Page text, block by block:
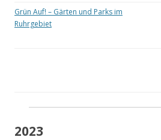
Grün Auf! – Gärten und Parks im
Ruhrgebiet
2023